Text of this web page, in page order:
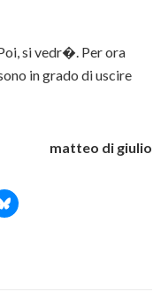
si vedr�. Per ora
in grado di uscire
matteo di giulio